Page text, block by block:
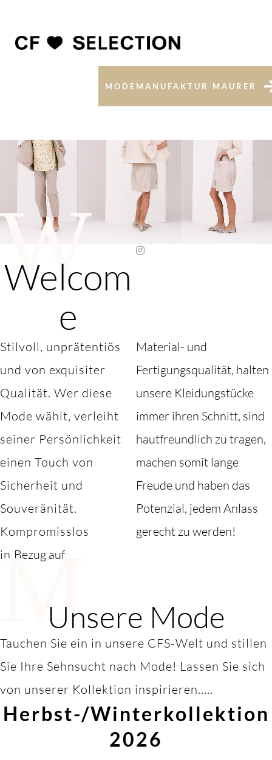
MODEMANUFAKTUR MAURER
W
Welcom
e
Stilvoll, unprätentiös
und von exquisiter
Qualität. Wer diese
Mode wählt, verleiht
seiner Persönlichkeit
einen Touch von
Sicherheit und
Souveränität.
Kompromisslos
in Bezug auf
Material- und
Fertigungsqualität, halten
unsere Kleidungstücke
immer ihren Schnitt, sind
hautfreundlich zu tragen,
machen somit lange
Freude und haben das
Potenzial, jedem Anlass
gerecht zu werden!
MUnsere Mode
Tauchen Sie ein in unsere CFS-Welt und stillen
Sie Ihre Sehnsucht nach Mode! Lassen Sie sich
von unserer Kollektion inspirieren.....
Herbst-/Winterkollektion
2026